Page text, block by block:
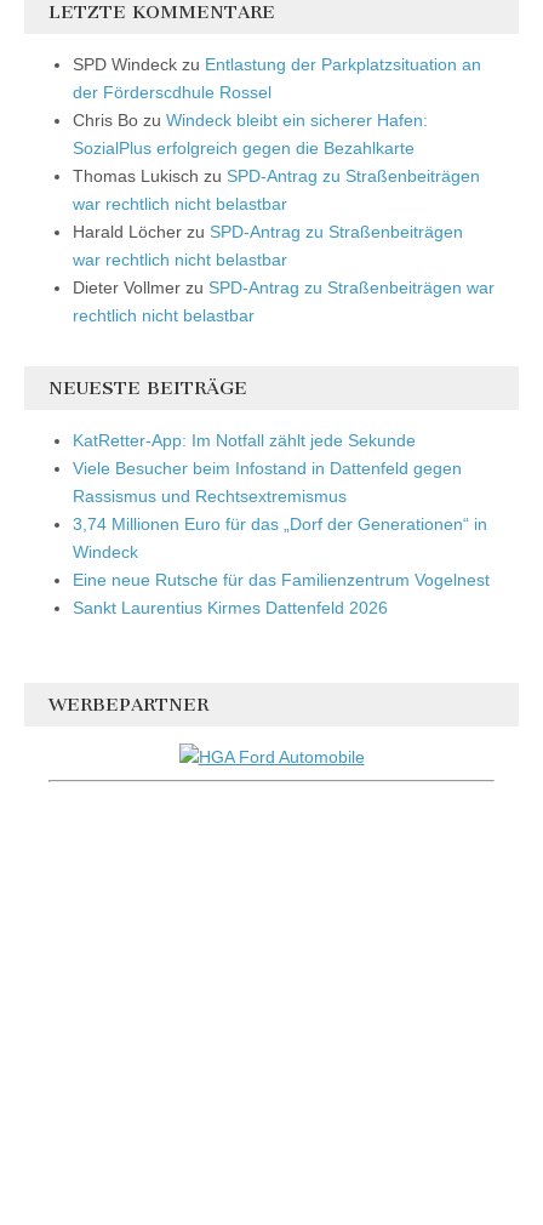
LETZTE KOMMENTARE
SPD Windeck zu Entlastung der Parkplatzsituation an
der Förderscdhule Rossel
Chris Bo zu Windeck bleibt ein sicherer Hafen:
SozialPlus erfolgreich gegen die Bezahlkarte
Thomas Lukisch zu SPD-Antrag zu Straßenbeiträgen
war rechtlich nicht belastbar
Harald Löcher zu SPD-Antrag zu Straßenbeiträgen
war rechtlich nicht belastbar
Dieter Vollmer zu SPD-Antrag zu Straßenbeiträgen war
rechtlich nicht belastbar
NEUESTE BEITRÄGE
KatRetter-App: Im Notfall zählt jede Sekunde
Viele Besucher beim Infostand in Dattenfeld gegen
Rassismus und Rechtsextremismus
3,74 Millionen Euro für das „Dorf der Generationen“ in
Windeck
Eine neue Rutsche für das Familienzentrum Vogelnest
Sankt Laurentius Kirmes Dattenfeld 2026
WERBEPARTNER